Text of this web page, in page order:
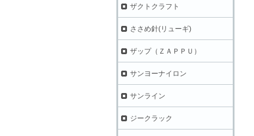
ザクトクラフト
ささめ針(リューギ)
ザップ（ＺＡＰＰＵ）
サンヨーナイロン
サンライン
ジークラック